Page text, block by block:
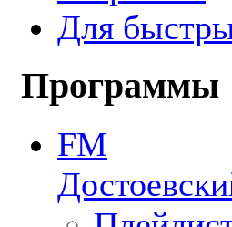
Для
Программы
FM